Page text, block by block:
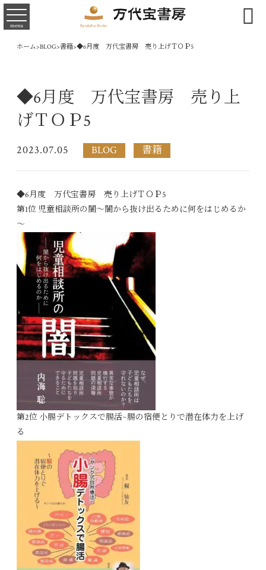
menu 
ホーム>BLOG>書籍>◆6月度 万代宝書房 売り上げＴＯＰ5
◆6月度 万代宝書房 売り上
げＴＯＰ5
2023.07.05 BLOG 書籍
◆6月度 万代宝書房 売り上げＴＯＰ5
第1位 児童相談所の闇～闇から抜け出るために何をはじめるか
～
第2位 小腸デトックスで腸活~腸の宿便とりで潜在体力を上げ
る